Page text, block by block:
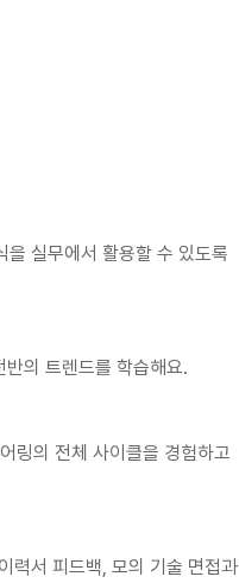
을 실무에서 활용할 수 있도록
의 트렌드를 학습해요.
링의 전체 사이클을 경험하고
력서 피드백, 모의 기술 면접과